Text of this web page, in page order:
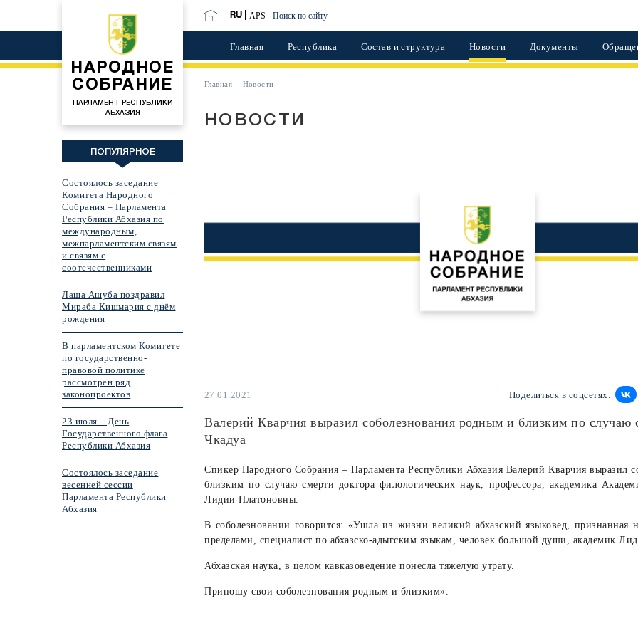
НАРОДНОЕ
СОБРАНИЕ
ПАРЛАМЕНТ РЕСПУБЛИКИ
АБХАЗИЯ
RU APS Поиск по сайту
Главная Республика Состав и структура Новости Документы
Главная Новости
ПОПУЛЯРНОЕ
Состоялось заседание
Комитета Народного
Собрания – Парламента
Республики Абхазия по
международным,
межпарламентским связям
и связям с
соотечественниками
Лаша Ашуба поздравил
Мираба Кишмария с днём
рождения
В парламентском Комитете
по государственно-
правовой политике
рассмотрен ряд
законопроектов
23 июля – День
Государственного флага
Республики Абхазия
Состоялось заседание
весенней сессии
Парламента Республики
Абхазия
НОВОСТИ
27.01.2021 Поделиться в соцсетях:
Валерий Кварчия выразил соболезнования родным и близким по случаю
Чкадуа
Спикер Народного Собрания – Парламента Республики Абхазия Валерий Кварчия выразил
близким по случаю смерти доктора филологических наук, профессора, академика
Лидии Платоновны.
В соболезновании говорится: «Ушла из жизни великий абхазский языковед, признанная
пределами, специалист по абхазско-адыгским языкам, человек большой души, академик
Абхазская наука, в целом кавказоведение понесла тяжелую утрату.
Приношу свои соболезнования родным и близким».